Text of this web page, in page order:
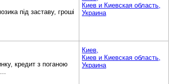
під заставу, гроші
Киев и Киевская область,
Украина
кредит з поганою
Киев,
Киев и Киевская область,
Украина